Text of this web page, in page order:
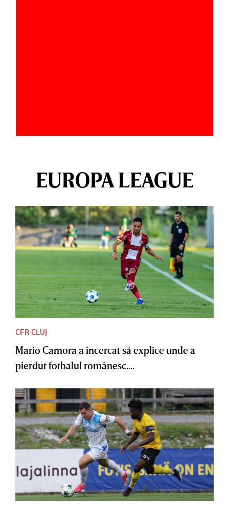
EUROPA LEAGUE
CFR CLUJ
Mario Camora a încercat să explice unde a
pierdut fotbalul românesc....